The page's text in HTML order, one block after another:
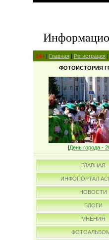
14+ | Главная | Регистрация |
ФОТОИСТОРИЯ
[День города -
ГЛАВНАЯ
ИНФОПОРТАЛ
НОВОСТИ
БЛОГИ
МНЕНИЯ